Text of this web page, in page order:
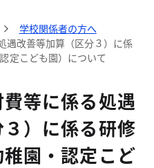
学校関係者の方へ
遇改善等加算（区分３）に係
定こども園）について
等に係る処遇
）に係る研修
園・認定こど